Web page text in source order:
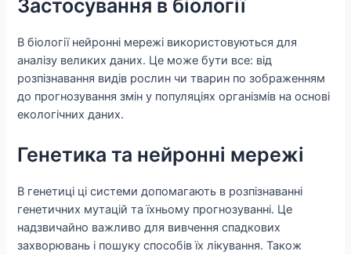
Застосування в біології
В біології нейронні мережі використовуються для
аналізу великих даних. Це може бути все: від
розпізнавання видів рослин чи тварин по зображенням
до прогнозування змін у популяціях організмів на основі
екологічних даних.
Генетика та нейронні мережі
В генетиці ці системи допомагають в розпізнаванні
генетичних мутацій та їхньому прогнозуванні. Це
надзвичайно важливо для вивчення спадкових
захворювань і пошуку способів їх лікування. Також